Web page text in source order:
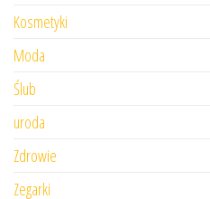
Kosmetyki
Moda
Ślub
uroda
Zdrowie
Zegarki